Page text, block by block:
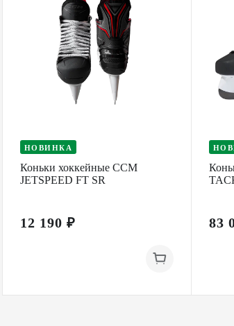
НОВИНКА
Коньки хоккейные CCM
JETSPEED FT SR
12 190 ₽ 83